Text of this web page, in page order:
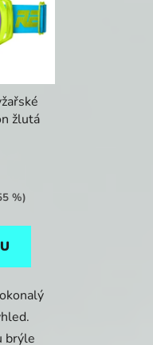
žlutá
%)
brýle